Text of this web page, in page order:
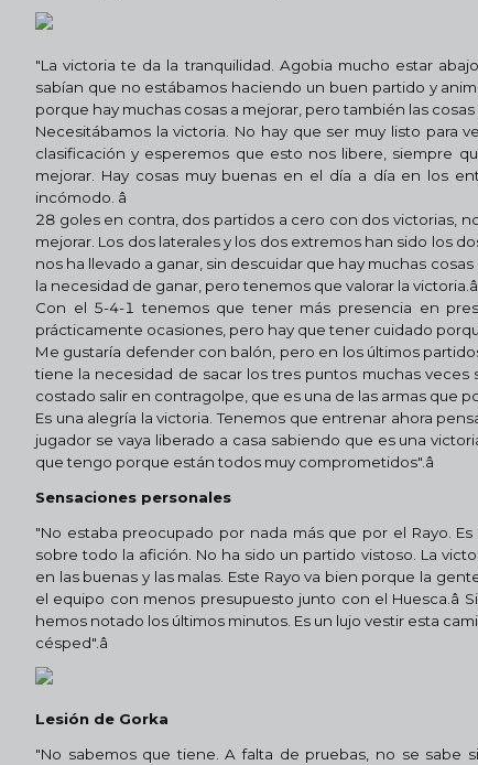
"La victoria te da la tranquilidad. Agobia mucho estar
sabían que no estábamos haciendo un buen partido y
porque hay muchas cosas a mejorar, pero también las cosas
Necesitábamos la victoria. No hay que ser muy listo para
clasificación y esperemos que esto nos libere, siempre
mejorar. Hay cosas muy buenas en el día a día en los
incómodo. â
28 goles en contra, dos partidos a cero con dos victorias,
mejorar. Los dos laterales y los dos extremos han sido los
nos ha llevado a ganar, sin descuidar que hay muchas
la necesidad de ganar, pero tenemos que valorar la victoria.â
Con el 5-4-1 tenemos que tener más presencia en
prácticamente ocasiones, pero hay que tener cuidado
Me gustaría defender con balón, pero en los últimos
tiene la necesidad de sacar los tres puntos muchas
costado salir en contragolpe, que es una de las armas que
Es una alegría la victoria. Tenemos que entrenar ahora
jugador se vaya liberado a casa sabiendo que es una victoria
que tengo porque están todos muy comprometidos".â
Sensaciones personales
"No estaba preocupado por nada más que por el Rayo.
sobre todo la afición. No ha sido un partido vistoso. La
en las buenas y las malas. Este Rayo va bien porque la
el equipo con menos presupuesto junto con el Huesca.â
hemos notado los últimos minutos. Es un lujo vestir esta
césped".â
Lesión de Gorka
"No sabemos que tiene. A falta de pruebas, no se sabe